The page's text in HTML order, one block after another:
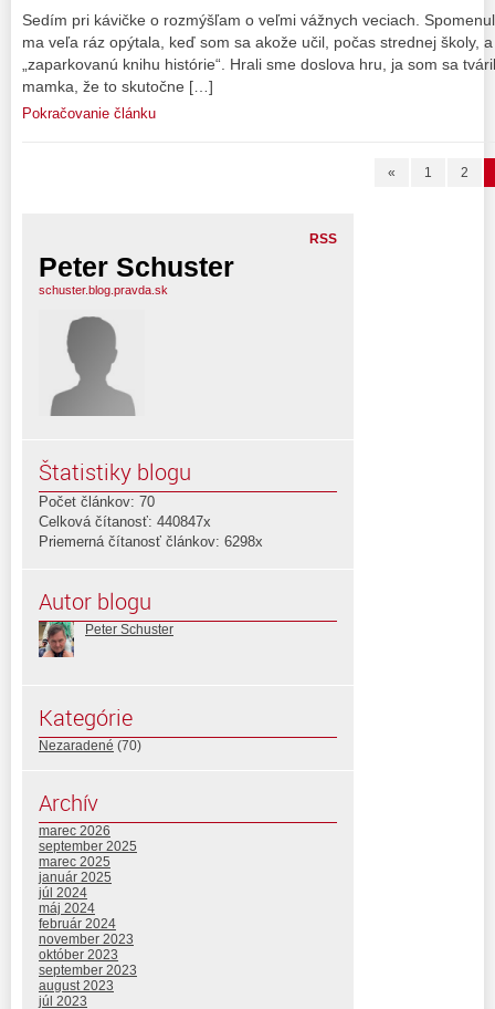
Sedím pri kávičke o rozmýšľam o veľmi vážnych veciach.
ma veľa ráz opýtala, keď som sa akože učil, počas strednej školy,
„zaparkovanú knihu histórie“. Hrali sme doslova hru, ja som sa
mamka, že to skutočne […]
Pokračovanie článku
« 1 2
RSS
Peter Schuster
schuster.blog.pravda.sk
Štatistiky blogu
Počet článkov: 70
Celková čítanosť: 440847x
Priemerná čítanosť článkov: 6298x
Autor blogu
Peter Schuster
Kategórie
Nezaradené (70)
Archív
marec 2026
september 2025
marec 2025
január 2025
júl 2024
máj 2024
február 2024
november 2023
október 2023
september 2023
august 2023
júl 2023